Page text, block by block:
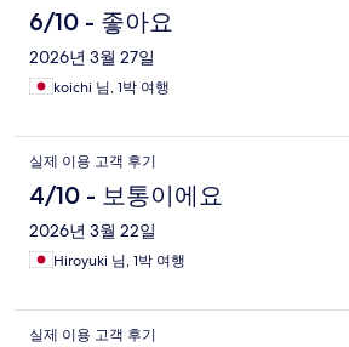
6/10 - 좋아요
2026년 3월 27일
koichi 님, 1박 여행
실제 이용 고객 후기
4/10 - 보통이에요
2026년 3월 22일
Hiroyuki 님, 1박 여행
실제 이용 고객 후기